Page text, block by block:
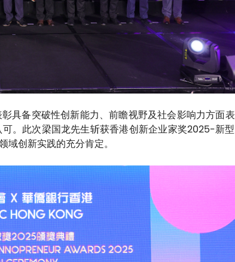
具备突破性创新能力、前瞻视野及社会影响力方面
。此次梁国龙先生斩获香港创新企业家奖2025-新型
域创新实践的充分肯定。